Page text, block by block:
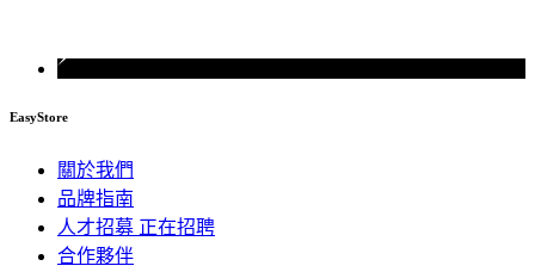
EasyStore
關於我們
品牌指南
人才招募 正在招聘
合作夥伴